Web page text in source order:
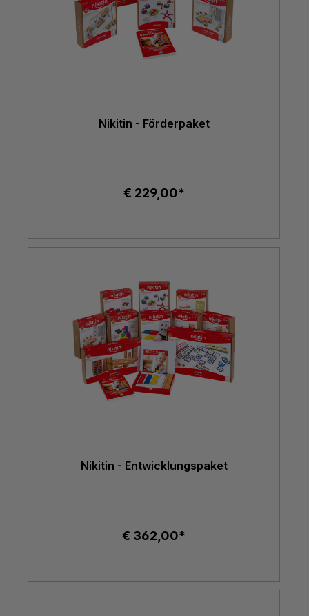
Nikitin - Förderpaket
€ 229,00*
Nikitin - Entwicklungspaket
€ 362,00*